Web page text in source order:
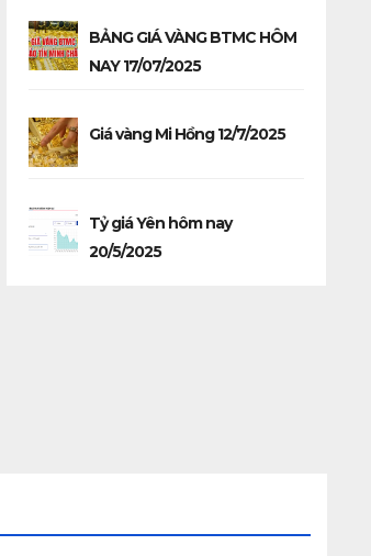
BẢNG GIÁ VÀNG BTMC HÔM
NAY 17/07/2025
Giá vàng Mi Hồng 12/7/2025
Tỷ giá Yên hôm nay
20/5/2025